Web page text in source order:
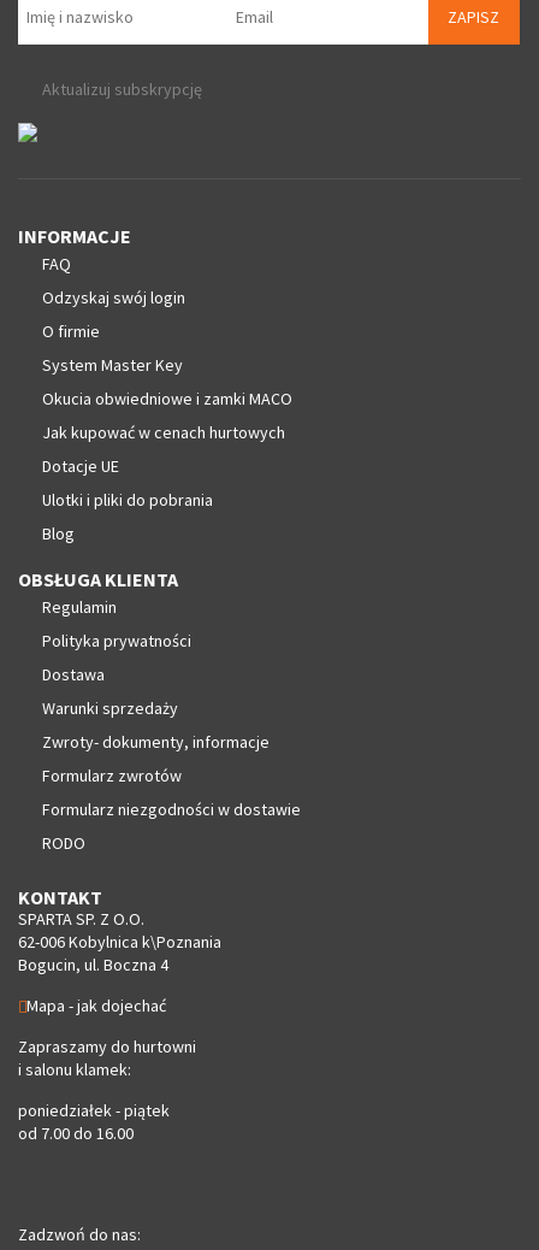
ZAPISZ
Aktualizuj subskrypcję
INFORMACJE
FAQ
Odzyskaj swój login
O firmie
System Master Key
Okucia obwiedniowe i zamki MACO
Jak kupować w cenach hurtowych
Dotacje UE
Ulotki i pliki do pobrania
Blog
OBSŁUGA KLIENTA
Regulamin
Polityka prywatności
Dostawa
Warunki sprzedaży
Zwroty- dokumenty, informacje
Formularz zwrotów
Formularz niezgodności w dostawie
RODO
KONTAKT
SPARTA SP. Z O.O.
62-006 Kobylnica k\Poznania
Bogucin, ul. Boczna 4
Mapa - jak dojechać
Zapraszamy do hurtowni
i salonu klamek:
poniedziałek - piątek
od 7.00 do 16.00
Zadzwoń do nas: